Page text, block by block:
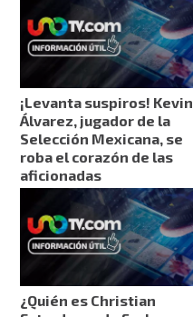
¡Levanta suspiros! Kevin
Álvarez, jugador de la
Selección Mexicana, se
roba el corazón de las
aficionadas
¿Quién es Christian